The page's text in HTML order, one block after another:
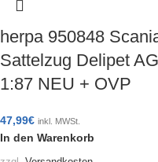
herpa 950848
Sattelzug Delipet
1:87 NEU + OVP
47,99€ inkl. MWSt.
In den Warenkorb